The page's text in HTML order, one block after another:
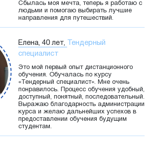
Сбылась моя мечта, теперь я работаю с
людьми и помогаю выбирать лучшие
направления для путешествий.
Елена, 40 лет,
Тендерный
специалист
Это мой первый опыт дистанционного
обучения. Обучалась по курсу
«Тендерный специалист». Мне очень
понравилось. Процесс обучения удобный,
доступный, понятный, последовательный.
Выражаю благодарность администрации
курса и желаю дальнейших успехов в
предоставлении обучения будущим
студентам.